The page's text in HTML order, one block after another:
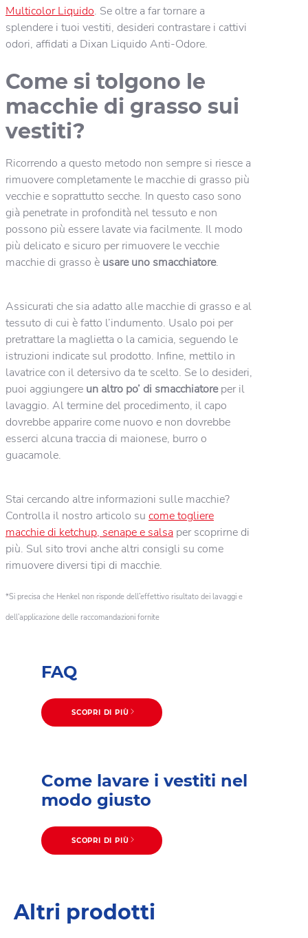
Multicolor Liquido. Se oltre a far tornare a
splendere i tuoi vestiti, desideri contrastare i cattivi
odori, affidati a Dixan Liquido Anti-Odore.
Come si tolgono le
macchie di grasso sui
vestiti?
Ricorrendo a questo metodo non sempre si riesce a
rimuovere completamente le macchie di grasso più
vecchie e soprattutto secche. In questo caso sono
già penetrate in profondità nel tessuto e non
possono più essere lavate via facilmente. Il modo
più delicato e sicuro per rimuovere le vecchie
macchie di grasso è usare uno smacchiatore.
Assicurati che sia adatto alle macchie di grasso e al
tessuto di cui è fatto l’indumento. Usalo poi per
pretrattare la maglietta o la camicia, seguendo le
istruzioni indicate sul prodotto. Infine, mettilo in
lavatrice con il detersivo da te scelto. Se lo desideri,
puoi aggiungere un altro po’ di smacchiatoreper il
lavaggio. Al termine del procedimento, il capo
dovrebbe apparire come nuovo e non dovrebbe
esserci alcuna traccia di maionese, burro o
guacamole.
Stai cercando altre informazioni sulle macchie?
Controlla il nostro articolo su come togliere
macchie di ketchup, senape e salsa per scoprirne di
più. Sul sito trovi anche altri consigli su come
rimuovere diversi tipi di macchie.
*Si precisa che Henkel non risponde dell’effettivo risultato dei lavaggi e
dell’applicazione delle raccomandazioni fornite
FAQ
SCOPRI DI PIÙ
Come lavare i vestiti nel
modo giusto
SCOPRI DI PIÙ
Altri prodotti